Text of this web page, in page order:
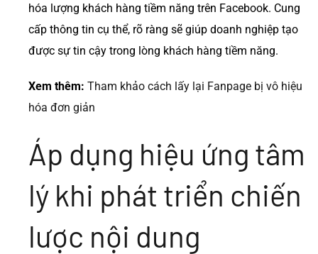
hóa lượng khách hàng tiềm năng trên Facebook. Cung
cấp thông tin cụ thể, rõ ràng sẽ giúp doanh nghiệp tạo
được sự tin cậy trong lòng khách hàng tiềm năng.
Xem thêm: Tham khảo cách lấy lại Fanpage bị vô hiệu
hóa đơn giản
Áp dụng hiệu ứng tâm
lý khi phát triển chiến
lược nội dung